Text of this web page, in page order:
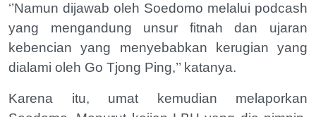
‘’Namun dijawab oleh Soedomo melalui podcash
yang mengandung unsur fitnah dan ujaran
kebencian yang menyebabkan kerugian yang
dialami oleh Go Tjong Ping,’’ katanya.
Karena itu, umat kemudian melaporkan